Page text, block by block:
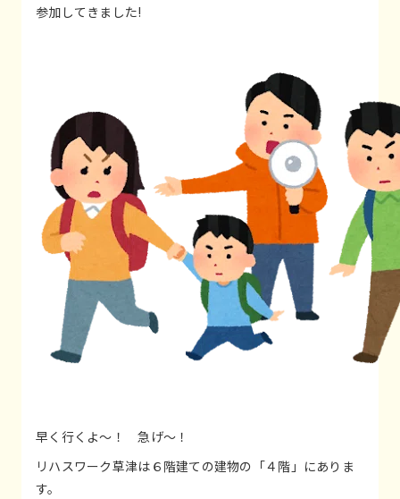
参加してきました!
早く行くよ～！ 急げ～！
リハスワーク草津は６階建ての建物の「４階」にありま
す。